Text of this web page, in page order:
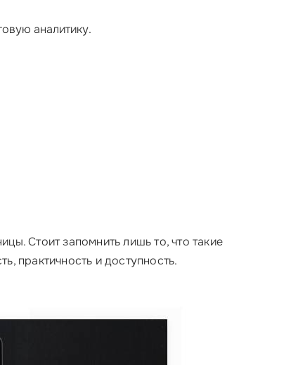
аналитику.
Стоит запомнить лишь то, что такие
практичность и доступность.